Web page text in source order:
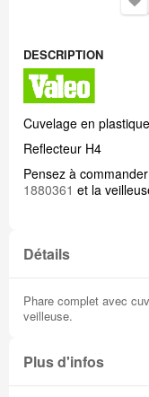
DESCRIPTION
Cuvelage en
Reflecteur H4
Pensez à
1880361 et la
Détails
Phare complet avec
veilleuse.
Plus d'infos